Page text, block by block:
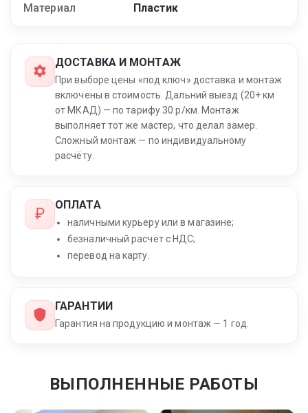
Материал Пластик
ДОСТАВКА И МОНТАЖ
При выборе цены «под ключ» доставка и монтаж
включены в стоимость. Дальний выезд (20+ км
от МКАД) — по тарифу 30 р/км. Монтаж
выполняет тот же мастер, что делал замер.
Сложный монтаж — по индивидуальному
расчёту.
ОПЛАТА
наличными курьеру или в магазине;
безналичный расчёт с НДС;
перевод на карту.
ГАРАНТИИ
Гарантия на продукцию и монтаж — 1 год.
ВЫПОЛНЕННЫЕ РАБОТЫ